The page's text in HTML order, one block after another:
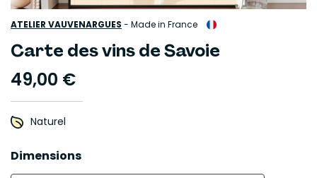
ATELIER VAUVENARGUES - Made in France
Carte des vins de Savoie
49,00 €
Naturel
Dimensions